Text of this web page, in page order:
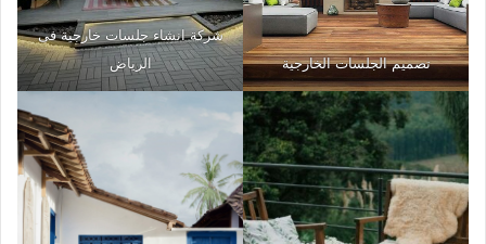
تصميم الجلسات الخارجية
شركة انشاء جلسات خارجية فى
الرياض